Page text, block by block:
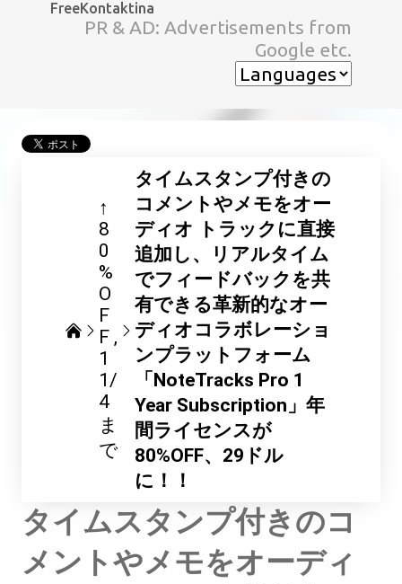
スキップしてメイン コンテンツに移動
FreeKontaktina
PR & AD: Advertisements from
Google etc.
↑
8
0
%
O
F
F
1
1/
4
ま
で
タイムスタンプ付きの
コメントやメモをオー
ディオ トラックに直接
追加し、リアルタイム
でフィードバックを共
有できる革新的なオー
ディオコラボレーショ
ンプラットフォーム
「NoteTracks Pro 1
Year Subscription」年
間ライセンスが
80%OFF、29ドル
に！！
タイムスタンプ付きのコ
メントやメモをオーディ